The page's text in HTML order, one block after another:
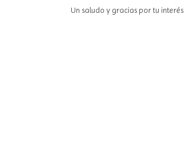
Un saludo y gracias por tu interés.